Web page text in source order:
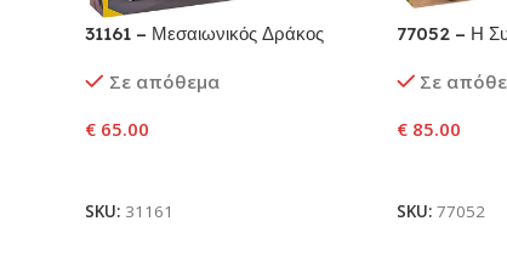
31161 – Μεσαιωνικός Δράκος
Σε απόθεμα
€ 65.00
SKU: 31161
77052 – Η
Σε
€85.00
SKU: 77052